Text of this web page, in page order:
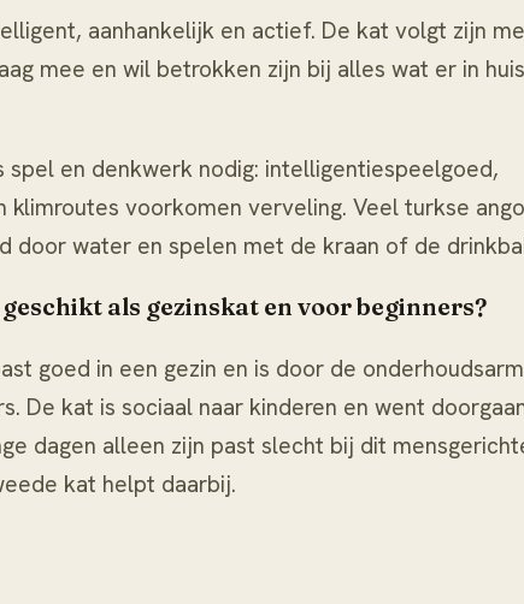
aanhankelijk en actief. De kat volgt zijn
mee en wil betrokken zijn bij alles wat er in huis
en denkwerk nodig: intelligentiespeelgoed,
voorkomen verveling. Veel turkse
door water en spelen met de kraan of de
als gezinskat en voor beginners?
goed in een gezin en is door de
De kat is sociaal naar kinderen en went
dagen alleen zijn past slecht bij dit
kat helpt daarbij.